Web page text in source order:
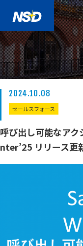
2024.10.08
セールスフォース
呼び出し可能なア
nter’25 リリース更